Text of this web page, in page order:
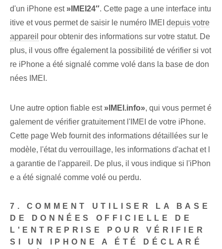
d'un iPhone est »IMEI24″. Cette page a une interface intu
itive et vous permet de saisir le numéro IMEI depuis votre
appareil pour obtenir des informations sur votre statut. De
plus, il vous offre également la possibilité de vérifier si vot
re iPhone a été signalé comme volé dans la base de don
nées IMEI.
Une autre option fiable est »IMEI.info», qui vous permet é
galement de vérifier gratuitement l'IMEI de votre iPhone.
Cette page Web fournit des informations détaillées sur le
modèle, l'état du verrouillage, les informations d'achat et l
a garantie de l'appareil. De plus, il vous indique si l'iPhon
e a été signalé comme volé ou perdu.
7. COMMENT UTILISER LA BASE
DE DONNÉES OFFICIELLE DE
L'ENTREPRISE POUR VÉRIFIER
SI UN IPHONE A ÉTÉ DÉCLARÉ